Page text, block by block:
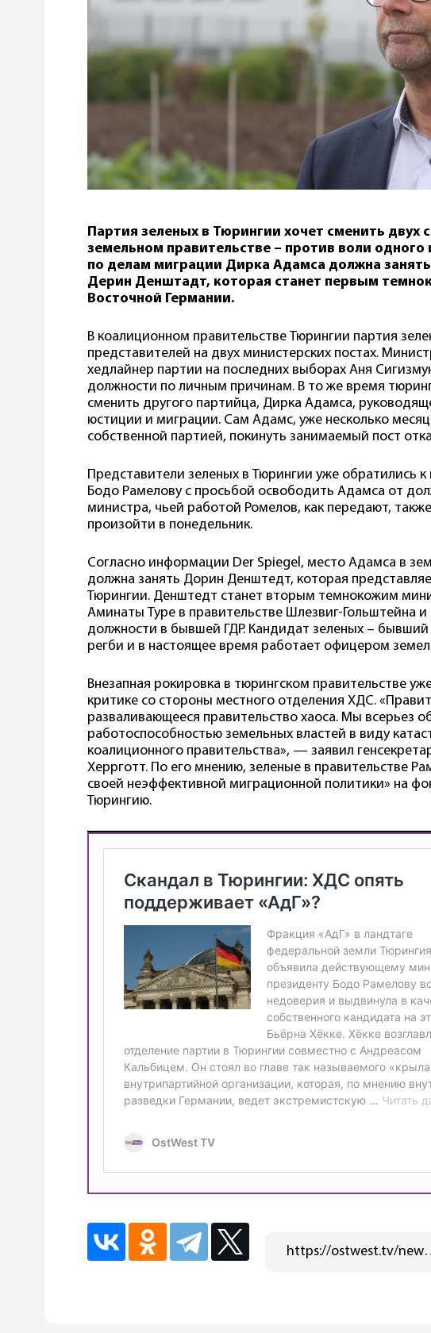
Партия зеленых в Тюрингии хочет сменить двух
земельном правительстве – против воли одного
по делам миграции Дирка Адамса должна
Дерин Денштадт, которая станет первым
Восточной Германии.
В коалиционном правительстве Тюрингии партия
представителей на двух министерских постах.
хедлайнер партии на последних выборах Аня
должности по личным причинам. В то же время
сменить другого партийца, Дирка Адамса,
юстиции и миграции. Сам Адамс, уже несколько
собственной партией, покинуть занимаемый пост
Представители зеленых в Тюрингии уже обратились
Бодо Рамелову с просьбой освободить Адамса от
министра, чьей работой Ромелов, как передают,
произойти в понедельник.
Согласно информации Der Spiegel, место Адамса в
должна занять Дорин Денштедт, которая
Тюрингии. Денштедт станет вторым темнокожим
Аминаты Туре в правительстве Шлезвиг-Гольштейна
должности в бывшей ГДР. Кандидат зеленых –
регби и в настоящее время работает офицером
Внезапная рокировка в тюрингском правительстве
критике со стороны местного отделения ХДС.
разваливающееся правительство хаоса. Мы всерьез
работоспособностью земельных властей в виду
коалиционного правительства», — заявил
Херрготт. По его мнению, зеленые в правительстве
своей неэффективной миграционной политики» на
Тюрингию.
https://ostwest.tv/news/